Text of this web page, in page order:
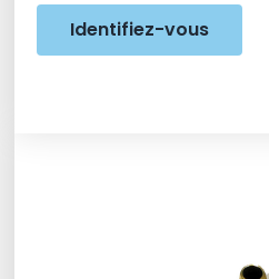
Identifiez-vous